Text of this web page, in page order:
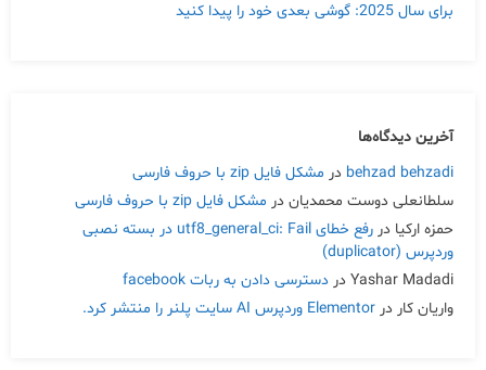
برای سال 2025: گوشی بعدی خود را پیدا کنید
آخرین دیدگاه‌ها
behzad behzadi در مشکل فایل zip با حروف فارسی
سلطانعلی دوست محمدیان در مشکل فایل zip با حروف فارسی
حمزه ارکیا در
رفع خطای utf8_general_ci: Fail در بسته نصبی
وردپرس (duplicator)
Yashar Madadi در دسترسی دادن به ربات facebook
واریان کار در Elementor وردپرس AI سایت پلنر را منتشر کرد.